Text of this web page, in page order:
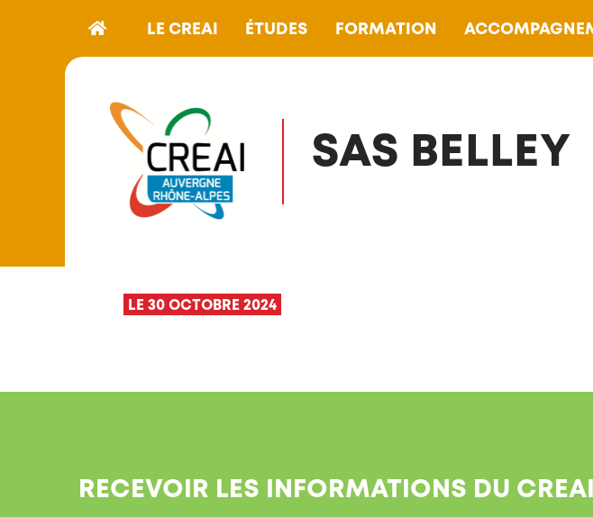
LE CREAI ÉTUDES FORMATION
SAS BELLEY
LE 30 OCTOBRE 2024
RECEVOIR LES INFORMATIONS DU CREAI